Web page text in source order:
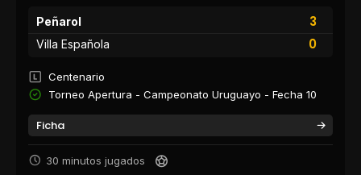
Peñarol
3
0
Villa Española
Centenario
Torneo Apertura - Campeonato Uruguayo - Fecha 10
Ficha
30 minutos jugados